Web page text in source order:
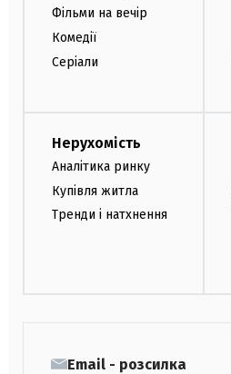
Фільми на вечір
Комедії
Серіали
Нерухомість
Аналітика ринку
Купівля житла
Тренди і натхнення
Email - розсилка